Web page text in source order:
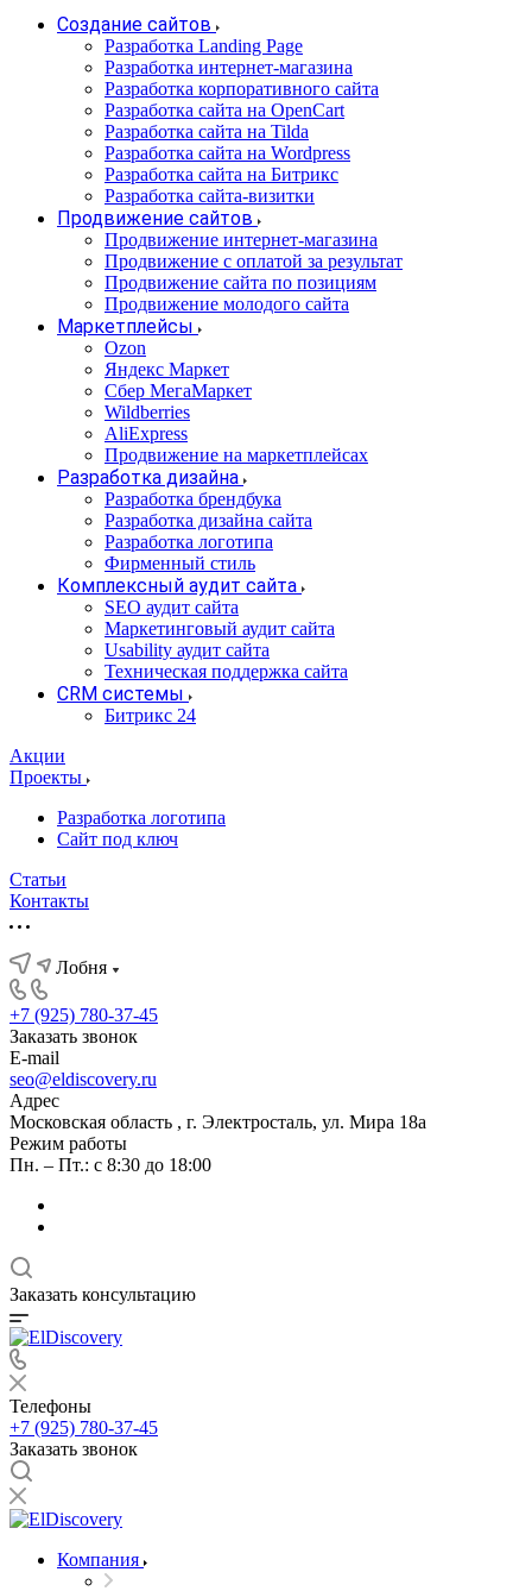
Создание сайтов
Разработка Landing Page
Разработка интернет-магазина
Разработка корпоративного сайта
Разработка сайта на OpenCart
Разработка сайта на Tilda
Разработка сайта на Wordpress
Разработка сайта на Битрикс
Разработка сайта-визитки
Продвижение сайтов
Продвижение интернет-магазина
Продвижение с оплатой за результат
Продвижение сайта по позициям
Продвижение молодого сайта
Маркетплейсы
Ozon
Яндекс Маркет
Сбер МегаМаркет
Wildberries
AliExpress
Продвижение на маркетплейсах
Разработка дизайна
Разработка брендбука
Разработка дизайна сайта
Разработка логотипа
Фирменный стиль
Комплексный аудит сайта
SEO аудит сайта
Маркетинговый аудит сайта
Usability аудит сайта
Техническая поддержка сайта
CRM системы
Битрикс 24
Акции
Проекты
Разработка логотипа
Сайт под ключ
Статьи
Контакты
Лобня
+7 (925) 780-37-45
Заказать звонок
E-mail
seo@eldiscovery.ru
Адрес
Московская область , г. Электросталь, ул. Мира 18а
Режим работы
Пн. – Пт.: с 8:30 до 18:00
Заказать консультацию
Телефоны
+7 (925) 780-37-45
Заказать звонок
Компания